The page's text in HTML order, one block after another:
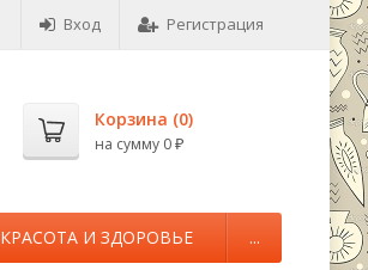
Вход Регистрация
Корзина (0)
на сумму 0 ₽
КРАСОТА И ЗДОРОВЬЕ ...